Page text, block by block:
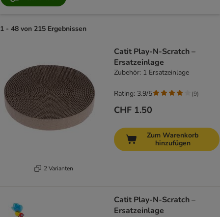
1 - 48 von 215 Ergebnissen
2 Varianten
Catit Play-N-Scratch –
Ersatzeinlage
Zubehör: 1 Ersatzeinlage
CHF 1.50
Rating: 3.9/5 (9)
Zum Warenkorb
hinzufügen
Catit Play-N-Scratch –
Ersatzeinlage